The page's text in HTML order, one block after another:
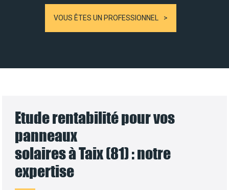
VOUS ÊTES UN PROFESSIONNEL
Etude rentabilité pour vos
panneaux
solaires à Taix (81) : notre
expertise